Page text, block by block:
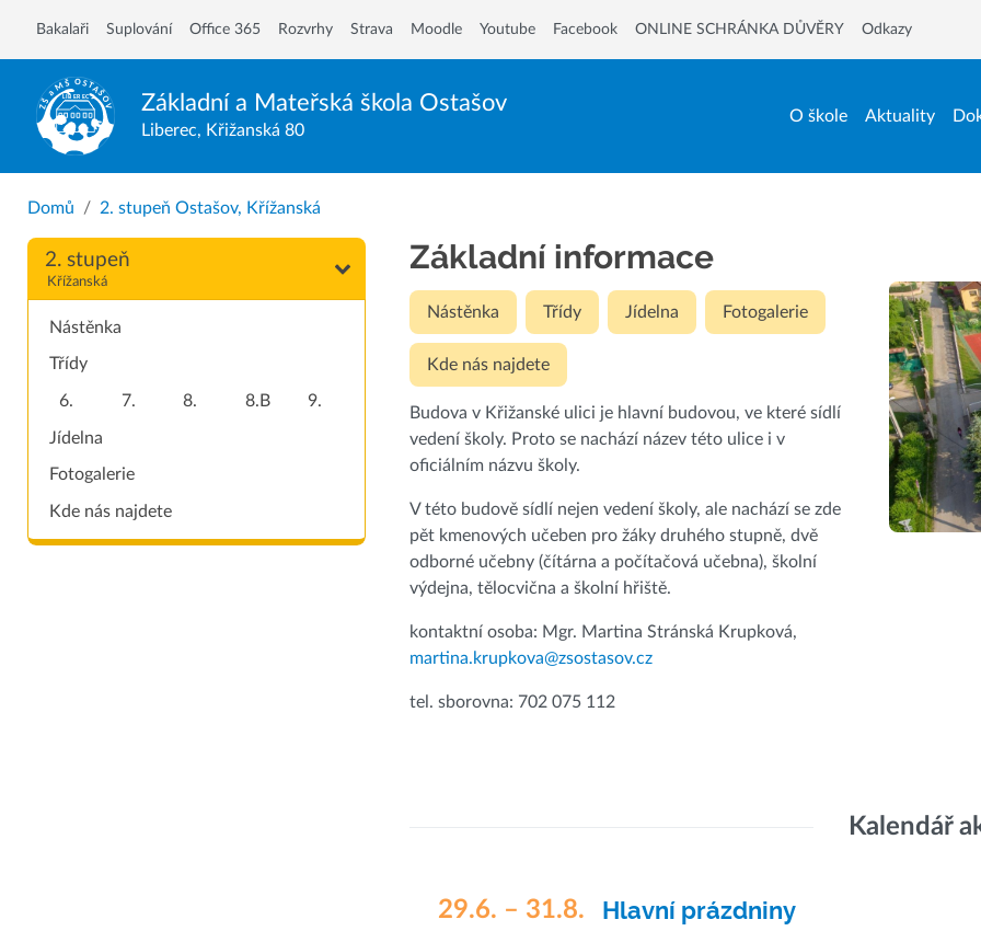
Základní a Mateřská škola Ostašov
Liberec, Křižanská 80
O škole Aktuality
Bakalaři Suplování Office 365 Rozvrhy Strava Moodle Youtube Facebook ONLINE SCHRÁNKA DŮVĚRY Odkazy
Domů 2. stupeň Ostašov, Křížanská
2. stupeň
Křížanská
Nástěnka
Třídy
6. 7. 8. 8.B 9.
Jídelna
Fotogalerie
Kde nás najdete
Základní informace
Nástěnka Třídy Jídelna Fotogalerie
Kde nás najdete
Budova v Křižanské ulici je hlavní budovou, ve které sídlí
vedení školy. Proto se nachází název této ulice i v
oficiálním názvu školy.
V této budově sídlí nejen vedení školy, ale nachází se zde
pět kmenových učeben pro žáky druhého stupně, dvě
odborné učebny (čítárna a počítačová učebna), školní
výdejna, tělocvična a školní hřiště.
kontaktní osoba: Mgr. Martina Stránská Krupková,
martina.krupkova@zsostasov.cz
tel. sborovna: 702 075 112
Kalendář
29.6. – 31.8. Hlavní prázdniny